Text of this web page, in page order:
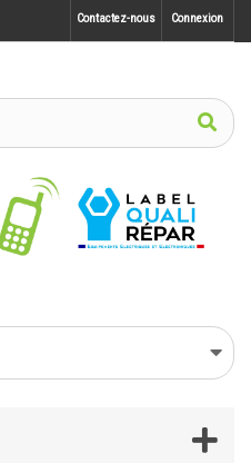
Connexion
Contactez-nous